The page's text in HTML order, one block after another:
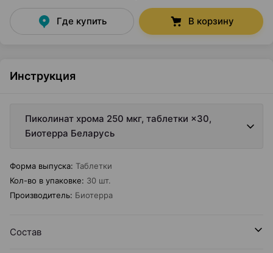
Где купить В корзину
Инструкция
Пиколинат хрома 250 мкг, таблетки ×30,
Биотерра Беларусь
Форма выпуска: Таблетки
Кол-во в упаковке: 30 шт.
Производитель: Биотерра
Состав